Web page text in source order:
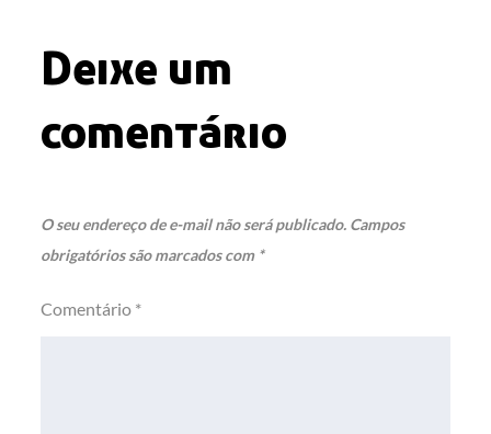
Deixe um
comentário
O seu endereço de e-mail não será publicado. Campos
obrigatórios são marcados com *
Comentário *